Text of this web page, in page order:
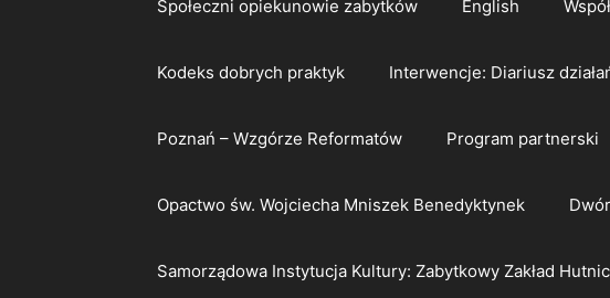
Społeczni opiekunowie zabytków English
Kodeks dobrych praktyk Interwencje: Diariusz
Poznań – Wzgórze Reformatów Program partnerski
Opactwo św. Wojciecha Mniszek Benedyktynek
Samorządowa Instytucja Kultury: Zabytkowy Zakład